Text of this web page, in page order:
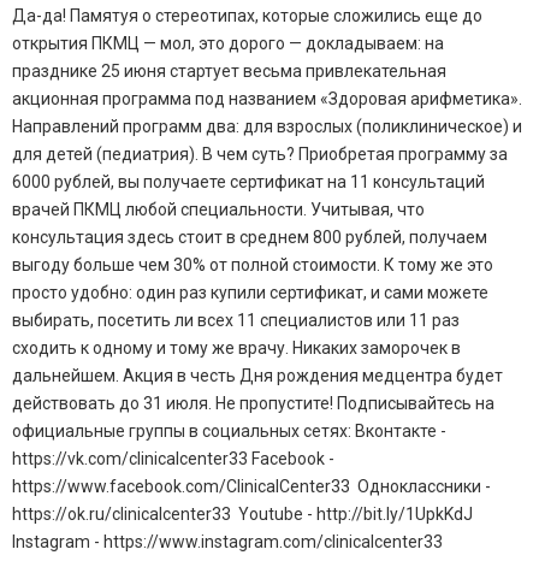
Да-да! Памятуя о стереотипах, которые сложились еще до
открытия ПКМЦ — мол, это дорого — докладываем: на
празднике 25 июня стартует весьма привлекательная
акционная программа под названием «Здоровая арифметика».
Направлений программ два: для взрослых (поликлиническое) и
для детей (педиатрия). В чем суть? Приобретая программу за
6000 рублей, вы получаете сертификат на 11 консультаций
врачей ПКМЦ любой специальности. Учитывая, что
консультация здесь стоит в среднем 800 рублей, получаем
выгоду больше чем 30% от полной стоимости. К тому же это
просто удобно: один раз купили сертификат, и сами можете
выбирать, посетить ли всех 11 специалистов или 11 раз
сходить к одному и тому же врачу. Никаких заморочек в
дальнейшем. Акция в честь Дня рождения медцентра будет
действовать до 31 июля. Не пропустите! Подписывайтесь на
официальные группы в социальных сетях: Вконтакте -
https://vk.com/clinicalcenter33 Facebook -
https://www.facebook.com/ClinicalCenter33 Одноклассники -
https://ok.ru/clinicalcenter33 Youtube - http://bit.ly/1UpkKdJ
Instagram - https://www.instagram.com/clinicalcenter33